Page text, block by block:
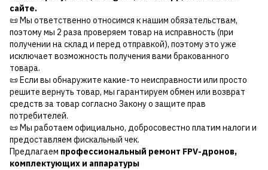
сайте.
📜 Мы ответственно относимся к нашим обязательствам,
поэтому мы 2 раза проверяем товар на исправность (при
получении на склад и перед отправкой), поэтому это уже
исключает возможность получения вами бракованного
товара.
📜 Если вы обнаружите какие-то неисправности или просто
решите вернуть товар, мы гарантируем обмен или возврат
средств за товар согласно Закону о защите прав
потребителей.
📜 Мы работаем официально, добросовестно платим налоги и
предоставляем фискальный чек.
Предлагаем профессиональный ремонт FPV-дронов,
комплектующих и аппаратуры